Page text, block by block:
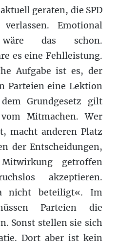
geraten, die SPD
Emotional
wäre das schon.
es eine Fehlleistung.
Aufgabe ist es, der
Parteien eine Lektion
Grundgesetz gilt
Mitmachen. Wer
macht anderen Platz
der Entscheidungen,
getroffen
akzeptieren.
nicht beteiligt«. Im
Parteien die
Sonst stellen sie sich
Dort aber ist kein